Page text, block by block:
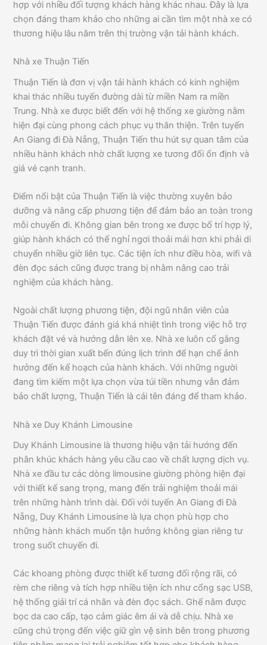
hợp với nhiều đối tượng khách hàng khác nhau. Đây là lựa
chọn đáng tham khảo cho những ai cần tìm một nhà xe có
thương hiệu lâu năm trên thị trường vận tải hành khách.
Nhà xe Thuận Tiến
Thuận Tiến là đơn vị vận tải hành khách có kinh nghiệm
khai thác nhiều tuyến đường dài từ miền Nam ra miền
Trung. Nhà xe được biết đến với hệ thống xe giường nằm
hiện đại cùng phong cách phục vụ thân thiện. Trên tuyến
An Giang đi Đà Nẵng, Thuận Tiến thu hút sự quan tâm của
nhiều hành khách nhờ chất lượng xe tương đối ổn định và
giá vé cạnh tranh.
Điểm nổi bật của Thuận Tiến là việc thường xuyên bảo
dưỡng và nâng cấp phương tiện để đảm bảo an toàn trong
mỗi chuyến đi. Không gian bên trong xe được bố trí hợp lý,
giúp hành khách có thể nghỉ ngơi thoải mái hơn khi phải di
chuyển nhiều giờ liên tục. Các tiện ích như điều hòa, wifi và
đèn đọc sách cũng được trang bị nhằm nâng cao trải
nghiệm của khách hàng.
Ngoài chất lượng phương tiện, đội ngũ nhân viên của
Thuận Tiến được đánh giá khá nhiệt tình trong việc hỗ trợ
khách đặt vé và hướng dẫn lên xe. Nhà xe luôn cố gắng
duy trì thời gian xuất bến đúng lịch trình để hạn chế ảnh
hưởng đến kế hoạch của hành khách. Với những người
đang tìm kiếm một lựa chọn vừa túi tiền nhưng vẫn đảm
bảo chất lượng, Thuận Tiến là cái tên đáng để tham khảo.
Nhà xe Duy Khánh Limousine
Duy Khánh Limousine là thương hiệu vận tải hướng đến
phân khúc khách hàng yêu cầu cao về chất lượng dịch vụ.
Nhà xe đầu tư các dòng limousine giường phòng hiện đại
với thiết kế sang trọng, mang đến trải nghiệm thoải mái
trên những hành trình dài. Đối với tuyến An Giang đi Đà
Nẵng, Duy Khánh Limousine là lựa chọn phù hợp cho
những hành khách muốn tận hưởng không gian riêng tư
trong suốt chuyến đi.
Các khoang phòng được thiết kế tương đối rộng rãi, có
rèm che riêng và tích hợp nhiều tiện ích như cổng sạc USB,
hệ thống giải trí cá nhân và đèn đọc sách. Ghế nằm được
bọc da cao cấp, tạo cảm giác êm ái và dễ chịu. Nhà xe
cũng chú trọng đến việc giữ gìn vệ sinh bên trong phương